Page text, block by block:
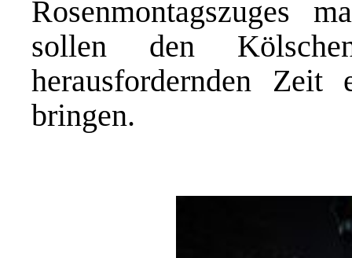
Rosenmontagszuges
sollen den
herausfordernden Zeit
bringen.